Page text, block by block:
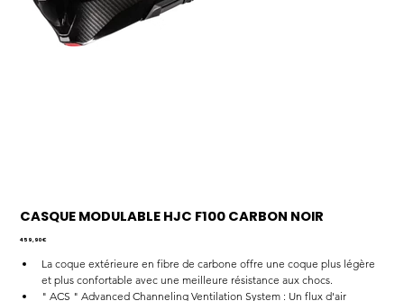
CASQUE MODULABLE HJC F100 CARBON NOIR
Prix
459,90 €
La coque extérieure en fibre de carbone offre une coque plus légère
et plus confortable avec une meilleure résistance aux chocs.
" ACS " Advanced Channeling Ventilation System : Un flux d'air